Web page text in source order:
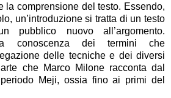
la comprensione del testo. Essendo,
un’introduzione si tratta di un testo
pubblico nuovo all’argomento.
conoscenza dei termini che
delle tecniche e dei diversi
che Marco Milone racconta dal
Meji, ossia fino ai primi del